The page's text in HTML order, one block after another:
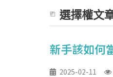
選擇權文
新手該如何
2025-02-11